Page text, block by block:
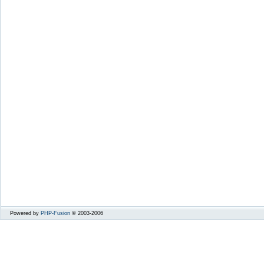
Powered by PHP-Fusion © 2003-2006